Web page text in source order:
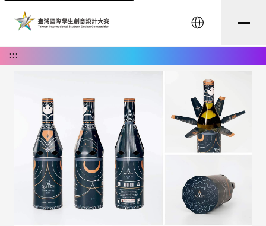
English
:::